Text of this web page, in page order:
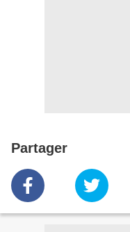
Partager